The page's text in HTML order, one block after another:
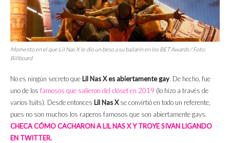
Momento en el que Lil Nas X le dio un beso a su bailarín en los BET Awards / Foto:
Billboard
No es ningún secreto que Lil Nas X es abiertamente gay. De hecho, fue
uno de los famosos que salieron del clóset en 2019 (lo hizo a través de
varios tuits). Desde entonces Lil Nas Xse convirtió en todo un referente,
pues no son muchos los raperos famosos que son abiertamente gays.
CHECA CÓMO CACHARON A LIL NAS X Y TROYE SIVAN LIGANDO
EN TWITTER.